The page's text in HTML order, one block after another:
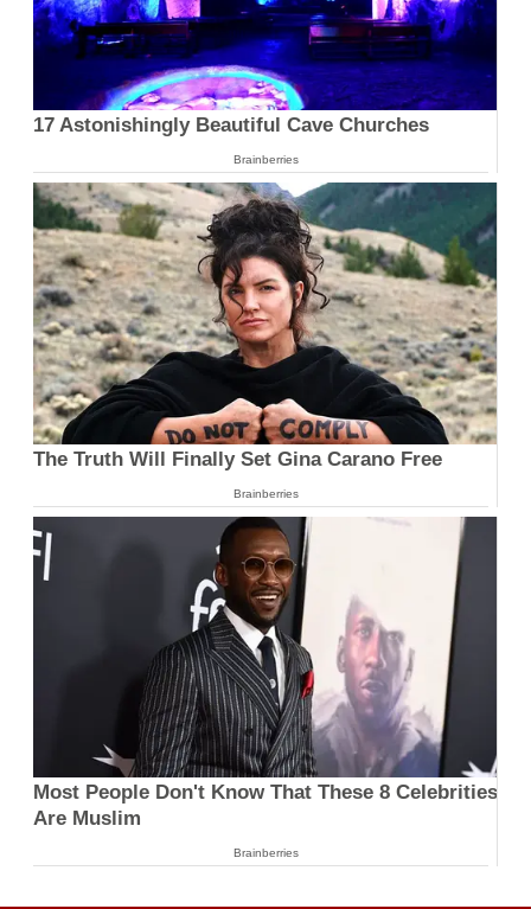
17 Astonishingly Beautiful Cave Churches
Brainberries
The Truth Will Finally Set Gina Carano Free
Brainberries
Most People Don't Know That These 8 Celebrities
Are Muslim
Brainberries